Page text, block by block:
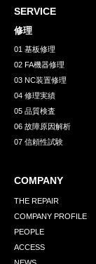
環境への取り組み
お問い合わせ
SERVICE
修理
01 基板修理
02 FA機器修理
03 NC装置修理
04 修理実績
05 品質検査
06 故障原因解析
07 信頼性試験
COMPANY
THE REPAIR
COMPANY PROFILE
PEOPLE
ACCESS